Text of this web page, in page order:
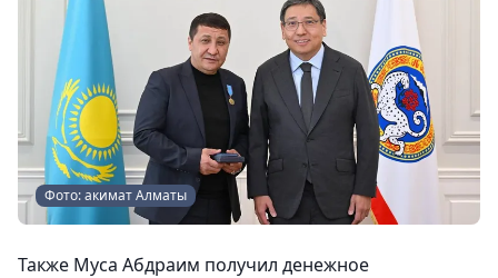
Фото: акимат Алматы
Также Муса Абдраим получил денежное